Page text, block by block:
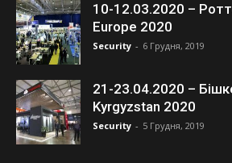
10-12.03.2020 –
Europe 2020
Security - 6 Грудня, 2019
21-23.04.2020 –
Kyrgyzstan 2020
Security - 5 Грудня, 2019